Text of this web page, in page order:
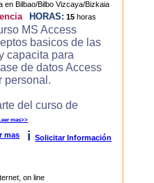
HORAS: 15 horas
MS Access
basicos de las
capacita para
de datos Access
personal.
del curso de
mas>>
mas i Solicitar Información